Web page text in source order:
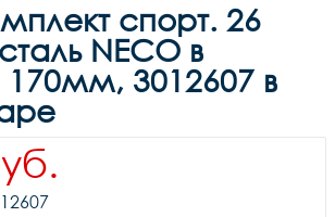
спорт. 26
NECO в
170мм, 3012607 в